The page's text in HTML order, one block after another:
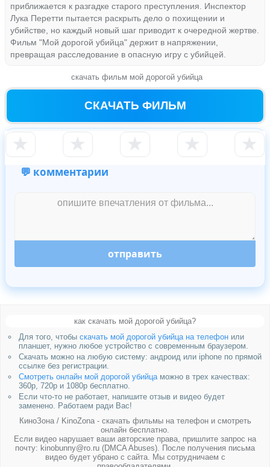
приближается к разгадке старого преступления. Инспектор
Лука Перетти пытается раскрыть дело о похищении и
убийстве, но каждый новый шаг приводит к очередной жертве.
Фильм "Мой дорогой убийца" держит в напряжении,
превращая расследование в опасную игру с убийцей.
скачать фильм мой дорогой убийца
СКАЧАТЬ ФИЛЬМ
★ ★ ★ ★ ★
💬 комментарии
отправить
как скачать мой дорогой убийца?
Для того, чтобы скачать мой дорогой убийца на телефонили
планшет, нужно любое устройство с современным браузером.
Скачать можно на любую систему: андроид или iphone по прямой
ссылке без регистрации.
Смотреть онлайн мой дорогой убийцаможно в трех качествах:
360p, 720p и 1080p бесплатно.
Если что-то не работает, напишите отзыв и видео будет
заменено. Работаем ради Вас!
КиноЗона / KinoZona - скачать фильмы на телефон и смотреть
онлайн бесплатно.
Если видео нарушает ваши авторские права, пришлите запрос на
почту: kinobunny@ro.ru (DMCA Abuses). После получения письма
видео будет убрано с сайта. Мы сотрудничаем с